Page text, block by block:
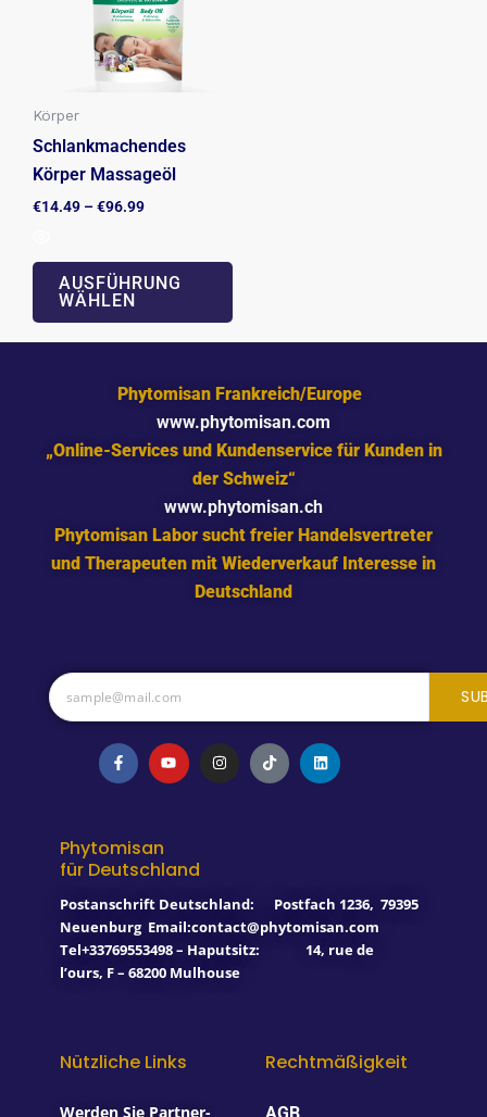
Körper
Schlankmachendes
Körper Massageöl
€14.49 –€96.99
AUSFÜHRUNG
WÄHLEN
werden
Phytomisan Frankreich/Europe
www.phytomisan.com
„Online-Services und Kundenservice für Kunden in
der Schweiz“
www.phytomisan.ch
Phytomisan Labor sucht freier Handelsvertreter
und Therapeuten mit Wiederverkauf Interesse in
Deutschland
F
a
c
o
k
-
Y
o
u
n
s
T
i
k
L
i
n
Phytomisan
für Deutschland
Postanschrift Deutschland: Postfach 1236, 79395
Neuenburg Email:contact@phytomisan.com
Tel+33769553498 – Haputsitz: 14, rue de
l’ours, F – 68200 Mulhouse
Nützliche Links
Werden Sie Partner-
Rechtmäßigkeit
AGB